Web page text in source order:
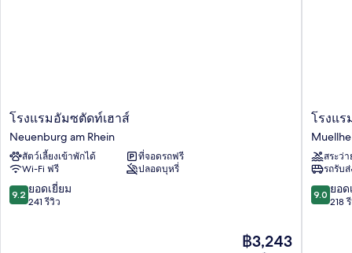
โรง
แร
มอัมซ
ตัด
ท์
เฮา
ส์
โรงแรมอัมซตัดท์เฮาส์
Neuenburg am Rhein
สัตว์เลี้ยงเข้าพักได้
ที่จอดรถฟรี
Wi-Fi ฟรี
ปลอดบุหรี่
9.2
จาก
9.2 ยอดเยี่ยม
241 รีวิว
ราคา
฿3,243
โรง
แร
มการ์
นี
ชา
เคอ
เรอ
โรงแร
สระว่
รถรับ
9.0
จาก
9.0 ยอด
218